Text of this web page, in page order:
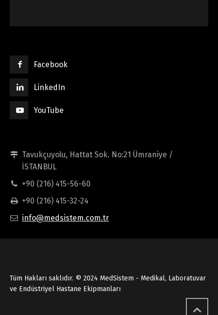
Facebook
LinkedIn
YouTube
Tavukçuyolu, Hattat Sok. No:21 Ümraniye /
İSTANBUL
+90 (216) 415-56-60
+90 (216) 415-32-24
info@medsistem.com.tr
Tüm Hakları saklıdır. © 2024 MedSistem - Medikal, Laboratuvar
ve Endüstriyel Hastane Ekipmanları